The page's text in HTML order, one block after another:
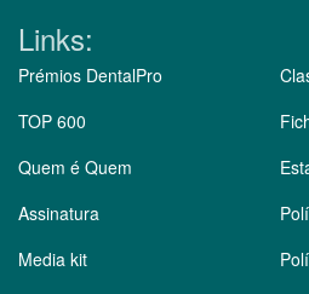
Links:
Prémios DentalPro
TOP 600
Quem é Quem
Assinatura
Media kit